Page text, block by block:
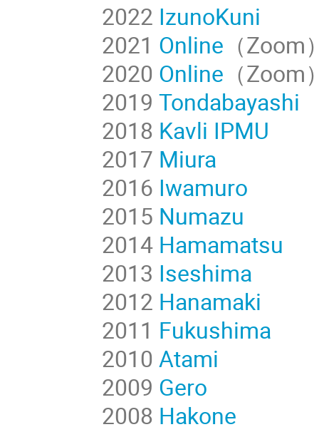
2022 IzunoKuni
2021 Online （Zoom
2020 Online （Zoom
2019Tondabayashi
2018 Kavli IPMU
2017 Miura
2016 Iwamuro
2015 Numazu
2014 Hamamatsu
2013 Iseshima
2012 Hanamaki
2011 Fukushima
2010Atami
2009 Gero
2008 Hakone